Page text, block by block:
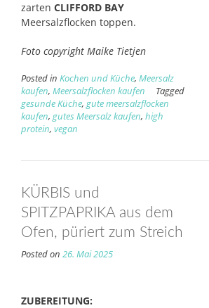
zarten CLIFFORD BAY
Meersalzflocken toppen.
Foto copyright Maike Tietjen
Posted in Kochen und Küche, Meersalz
kaufen, Meersalzflocken kaufen
Tagged
gesunde Küche, gute meersalzflocken
kaufen, gutes Meersalz kaufen, high
protein, vegan
KÜRBIS und
SPITZPAPRIKA aus dem
Ofen, püriert zum Streich
Posted on 26. Mai 2025
ZUBEREITUNG: